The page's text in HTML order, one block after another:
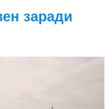
заради